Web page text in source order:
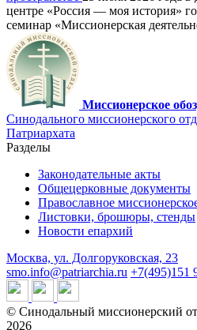
центре «Россия — моя история»
семинар «Миссионерская
Миссионерское
Синодального миссионерского
Патриархата
Разделы
Законодательные акты
Общецерковные документы
Православное
Листовки, брошюры, стенды
Новости епархий
Москва, ул. Долгоруковская, 23
smo.info@patriarchia.ru +7(495)151
© Синодальный миссионерский
2026